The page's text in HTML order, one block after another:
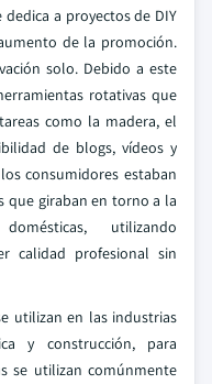
a proyectos de DIY
de la promoción.
solo. Debido a este
rotativas que
como la madera, el
de blogs, vídeos y
consumidores estaban
que giraban en torno a la
utilizando
calidad profesional sin
utilizan en las industrias
y construcción, para
se utilizan comúnmente